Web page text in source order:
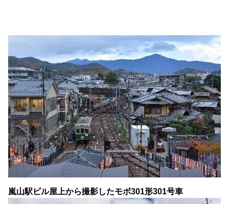
嵐山駅ビル屋上から撮影したモボ301形301号車